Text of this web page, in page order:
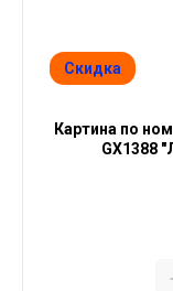
Скидка
Картина по
GX1388